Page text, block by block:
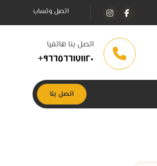
اتصل وتساب
اتصل بنا هاتفيا
٩٦٦٥٦٦١٧١١٢٠+
اتصل بنا